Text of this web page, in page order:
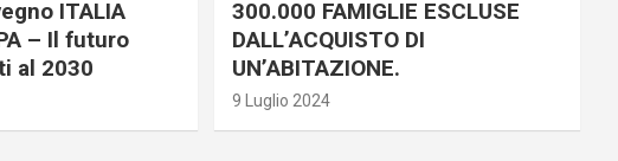
ITALIA
– Il futuro
al 2030
300.000 FAMIGLIE ESCLUSE
DALL’ACQUISTO DI
UN’ABITAZIONE.
9 Luglio 2024